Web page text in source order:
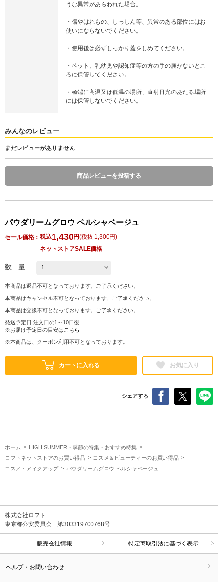
うな異常があらわれた場合。
・傷やはれもの、しっしん等、異常のある部位にはお
使いにならないでください。
・使用後は必ずしっかり蓋をしめてください。
・ペット、乳幼児や認知症等の方の手の届かないとこ
ろに保管してください。
・極端に高温又は低温の場所、直射日光のあたる場所
には保管しないでください。
みんなのレビュー
まだレビューがありません
商品レビューを投稿する
パウダリームグロウ ペルシャベージュ
セール価格： 税込1,430円(税抜 1,300円)
ネットストアSALE価格
数 量
本商品は返品不可となっております。ご了承ください。
本商品はキャンセル不可となっております。ご了承ください。
本商品は交換不可となっております。ご了承ください。
発送予定日 注文日の1～10日後
※お届け予定日の目安は こちら
※本商品は、クーポン利用不可となっております。
カートに入れる お気に入り
シェアする
ホーム
HIGH SUMMER・季節の特集・おすすめ特集
ロフトネットストアのお買い得品
コスメ＆ビューティーのお買い得品
コスメ・メイクアップ
パウダリームグロウ ペルシャベージュ
株式会社ロフト
東京都公安委員会 第303319700768号
販売会社情報 特定商取引法に基づく表示
ヘルプ・お問い合わせ